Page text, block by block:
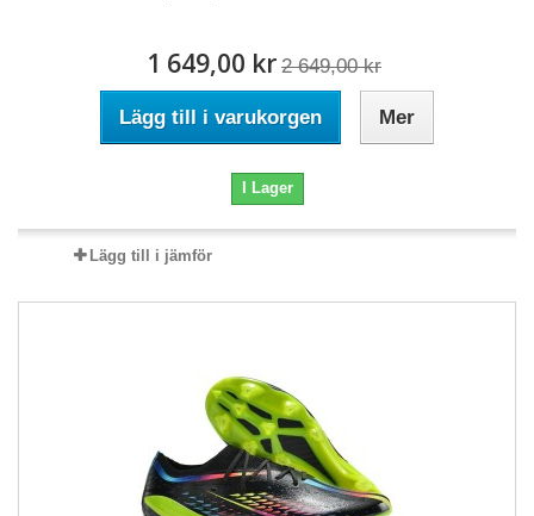
1 649,00 kr 2 649,00 kr
Lägg till i varukorgen Mer
I Lager
Lägg till i jämför